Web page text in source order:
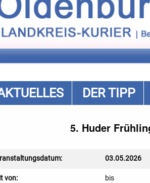
DER TIPP
5. Huder
03.05.2026
von: bis